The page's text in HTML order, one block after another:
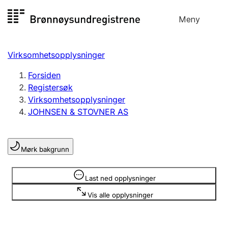
til
Meny
Registersøk
Aksjeselskap
Enkeltpersonforetak
Registrere, endre, slette
Lag og forening
Registrere, endre, slette
Virksomhetsopplysninger
Forsiden
Registersøk
Virksomhetsopplysninger
JOHNSEN & STOVNER AS
Mørk bakgrunn
Last ned opplysninger
Vis alle opplysninger
Opplysninger er skjult